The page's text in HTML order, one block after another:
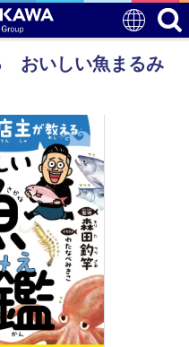
おいしい魚まるみ